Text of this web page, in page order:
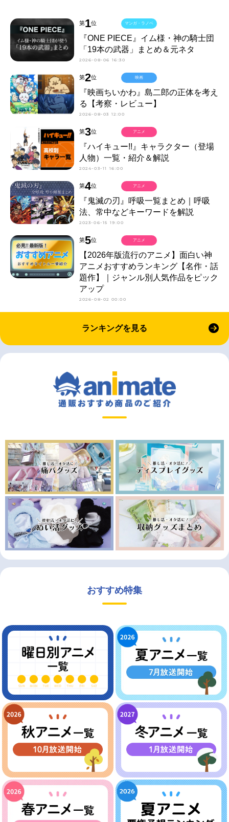
第1位
『ONE PIECE』イム様・神の騎士団
「19本の武器」まとめ＆元ネタ
2026-08-06 16:30
マンガ・ラノベ
第2位
『映画ちいかわ』島二郎の正体を考え
る【考察・レビュー】
2026-08-03 12:00
映画
第3位
『ハイキュー!!』キャラクター（登場
人物）一覧・紹介＆解説
2024-03-11 16:00
アニメ
第4位
『鬼滅の刃』呼吸一覧まとめ｜呼吸
法、常中などキーワードを解説
2023-06-15 19:00
アニメ
第5位
【2026年版流行のアニメ】面白い神
アニメおすすめランキング【名作・話
題作】｜ジャンル別人気作品をピック
アップ
2026-08-02 00:00
アニメ
ランキングを見る
おすすめ特集